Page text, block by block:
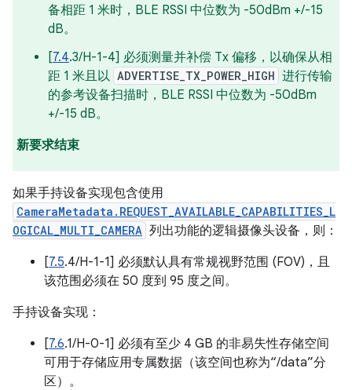
备相距 1 米时，BLE RSSI 中位数为 -50dBm +/-15
dB。
[7.4.3/H-1-4] 必须测量并补偿 Tx 偏移，以确保从相
距 1 米且以 ADVERTISE_TX_POWER_HIGH 进行传输
的参考设备扫描时，BLE RSSI 中位数为 -50dBm
+/-15 dB。
新要求结束
如果手持设备实现包含使用
CameraMetadata.REQUEST_AVAILABLE_CAPABILITIES_L
OGICAL_MULTI_CAMERA 列出功能的逻辑摄像头设备，则：
[7.5.4/H-1-1] 必须默认具有常规视野范围 (FOV)，且
该范围必须在 50 度到 95 度之间。
手持设备实现：
[7.6.1/H-0-1] 必须有至少 4 GB 的非易失性存储空间
可用于存储应用专属数据（该空间也称为“/data”分
区）。